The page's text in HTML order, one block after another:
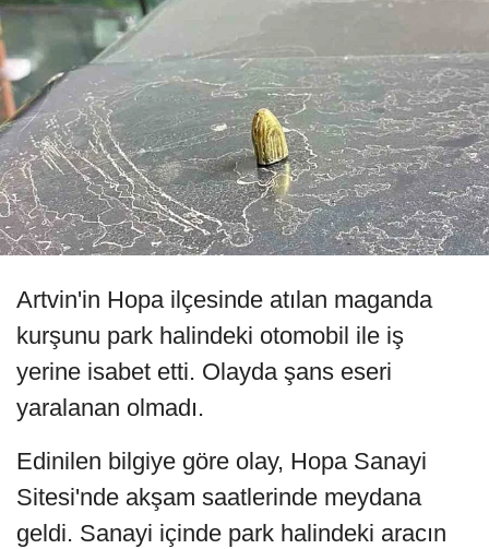
Artvin'in Hopa ilçesinde atılan maganda
kurşunu park halindeki otomobil ile iş
yerine isabet etti. Olayda şans eseri
yaralanan olmadı.
Edinilen bilgiye göre olay, Hopa Sanayi
Sitesi'nde akşam saatlerinde meydana
geldi. Sanayi içinde park halindeki aracın